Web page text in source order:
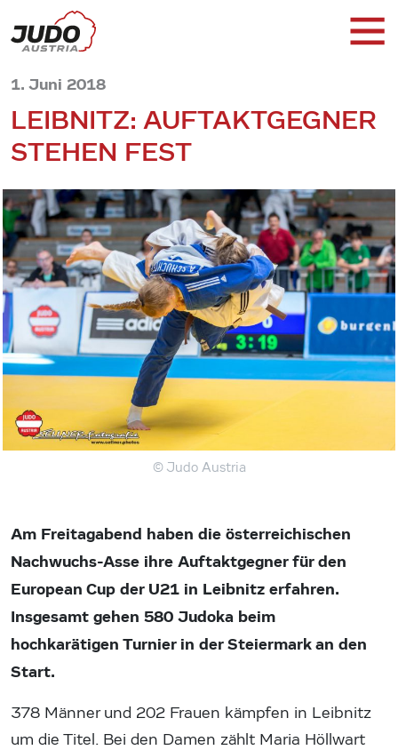
1. Juni 2018
LEIBNITZ: AUFTAKTGEGNER
STEHEN FEST
© Judo Austria
Am Freitagabend haben die österreichischen
Nachwuchs-Asse ihre Auftaktgegner für den
European Cup der U21 in Leibnitz erfahren.
Insgesamt gehen 580 Judoka beim
hochkarätigen Turnier in der Steiermark an den
Start.
378 Männer und 202 Frauen kämpfen in Leibnitz
um die Titel. Bei den Damen zählt Maria Höllwart